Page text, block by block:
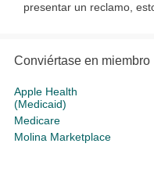
presentar un reclamo,
Conviértase en miembro
Apple Health
(Medicaid)
Medicare
Molina Marketplace